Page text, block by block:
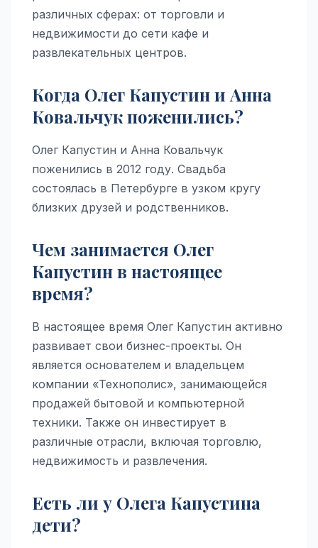
различных сферах: от торговли и
недвижимости до сети кафе и
развлекательных центров.
Когда Олег Капустин и Анна
Ковальчук поженились?
Олег Капустин и Анна Ковальчук
поженились в 2012 году. Свадьба
состоялась в Петербурге в узком кругу
близких друзей и родственников.
Чем занимается Олег
Капустин в настоящее
время?
В настоящее время Олег Капустин активно
развивает свои бизнес-проекты. Он
является основателем и владельцем
компании «Технополис», занимающейся
продажей бытовой и компьютерной
техники. Также он инвестирует в
различные отрасли, включая торговлю,
недвижимость и развлечения.
Есть ли у Олега Капустина
дети?